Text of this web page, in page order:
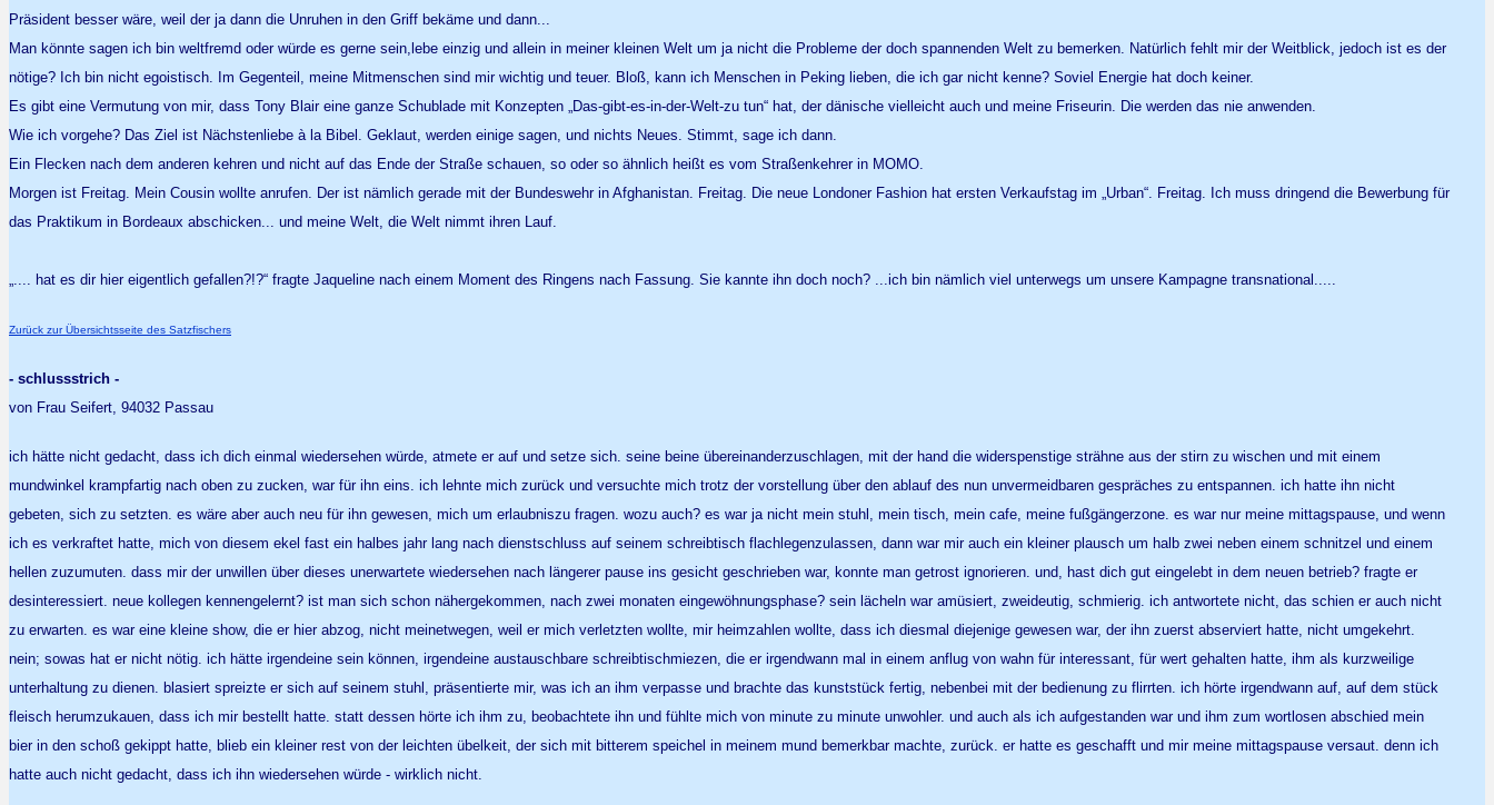
Präsident besser wäre, weil der ja dann die Unruhen in den Griff bekäme und dann...
Man könnte sagen ich bin weltfremd oder würde es gerne sein,lebe einzig und allein in meiner kleinen Welt um ja nicht die Probleme der doch spannenden Welt zu bemerken. Natürlich fehlt mir der Weitblick, jedoch ist es der
nötige? Ich bin nicht egoistisch. Im Gegenteil, meine Mitmenschen sind mir wichtig und teuer. Bloß, kann ich Menschen in Peking lieben, die ich gar nicht kenne? Soviel Energie hat doch keiner.
Es gibt eine Vermutung von mir, dass Tony Blair eine ganze Schublade mit Konzepten „Das-gibt-es-in-der-Welt-zu tun“ hat, der dänische vielleicht auch und meine Friseurin. Die werden das nie anwenden.
Wie ich vorgehe? Das Ziel ist Nächstenliebe à la Bibel. Geklaut, werden einige sagen, und nichts Neues. Stimmt, sage ich dann.
Ein Flecken nach dem anderen kehren und nicht auf das Ende der Straße schauen, so oder so ähnlich heißt es vom Straßenkehrer in MOMO.
Morgen ist Freitag. Mein Cousin wollte anrufen. Der ist nämlich gerade mit der Bundeswehr in Afghanistan. Freitag. Die neue Londoner Fashion hat ersten Verkaufstag im „Urban“. Freitag. Ich muss dringend die Bewerbung für
das Praktikum in Bordeaux abschicken... und meine Welt, die Welt nimmt ihren Lauf.
„.... hat es dir hier eigentlich gefallen?!?“ fragte Jaqueline nach einem Moment des Ringens nach Fassung. Sie kannte ihn doch noch? ...ich bin nämlich viel unterwegs um unsere Kampagne transnational.....
Zurück zur Übersichtsseite des Satzfischers
- schlussstrich -
von Frau Seifert, 94032 Passau
ich hätte nicht gedacht, dass ich dich einmal wiedersehen würde, atmete er auf und setze sich. seine beine übereinanderzuschlagen, mit der hand die widerspenstige strähne aus der stirn zu wischen und mit einem
mundwinkel krampfartig nach oben zu zucken, war für ihn eins. ich lehnte mich zurück und versuchte mich trotz der vorstellung über den ablauf des nun unvermeidbaren gespräches zu entspannen. ich hatte ihn nicht
gebeten, sich zu setzten. es wäre aber auch neu für ihn gewesen, mich um erlaubniszu fragen. wozu auch? es war ja nicht mein stuhl, mein tisch, mein cafe, meine fußgängerzone. es war nur meine mittagspause, und wenn
ich es verkraftet hatte, mich von diesem ekel fast ein halbes jahr lang nach dienstschluss auf seinem schreibtisch flachlegenzulassen, dann war mir auch ein kleiner plausch um halb zwei neben einem schnitzel und einem
hellen zuzumuten. dass mir der unwillen über dieses unerwartete wiedersehen nach längerer pause ins gesicht geschrieben war, konnte man getrost ignorieren. und, hast dich gut eingelebt in dem neuen betrieb? fragte er
desinteressiert. neue kollegen kennengelernt? ist man sich schon nähergekommen, nach zwei monaten eingewöhnungsphase? sein lächeln war amüsiert, zweideutig, schmierig. ich antwortete nicht, das schien er auch nicht
zu erwarten. es war eine kleine show, die er hier abzog, nicht meinetwegen, weil er mich verletzten wollte, mir heimzahlen wollte, dass ich diesmal diejenige gewesen war, der ihn zuerst abserviert hatte, nicht umgekehrt.
nein; sowas hat er nicht nötig. ich hätte irgendeine sein können, irgendeine austauschbare schreibtischmiezen, die er irgendwann mal in einem anflug von wahn für interessant, für wert gehalten hatte, ihm als kurzweilige
unterhaltung zu dienen. blasiert spreizte er sich auf seinem stuhl, präsentierte mir, was ich an ihm verpasse und brachte das kunststück fertig, nebenbei mit der bedienung zu flirrten. ich hörte irgendwann auf, auf dem stück
fleisch herumzukauen, dass ich mir bestellt hatte. statt dessen hörte ich ihm zu, beobachtete ihn und fühlte mich von minute zu minute unwohler. und auch als ich aufgestanden war und ihm zum wortlosen abschied mein
bier in den schoß gekippt hatte, blieb ein kleiner rest von der leichten übelkeit, der sich mit bitterem speichel in meinem mund bemerkbar machte, zurück. er hatte es geschafft und mir meine mittagspause versaut. denn ich
hatte auch nicht gedacht, dass ich ihn wiedersehen würde - wirklich nicht.